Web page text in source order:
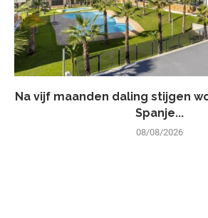
Na vijf maanden daling stijgen
Spanje...
08/08/2026